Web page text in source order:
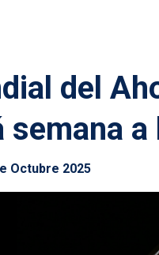
del
semana
Octubre 2025